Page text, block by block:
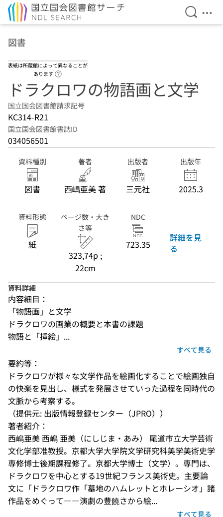
検索を
メ
図書
表紙は所蔵館によって異なることが
あります
ドラクロワの物語画と文学
国立国会図書館請求記号
KC314-R21
国立国会図書館書誌ID
034056501
資料種別
図書
著者
西嶋亜美 著
出版者
三元社
出版年
2025.3
資料形態
紙
ページ数・大き
さ等
323,74p ;
22cm
NDC
723.35
詳細を見
る
資料詳細
内容細目：
「物語画」と文学
ドラクロワの画業の概要と本書の課題
物語と「挿絵」...
すべて見る
要約等：
ドラクロワが様々な文学作品を絵画化することで絵画独自
の快楽を見出し、様式を発展させていった過程を同時代の
文脈から考察する。
（提供元: 出版情報登録センター（JPRO））
著者紹介：
西嶋亜美 西嶋 亜美（にしじま・あみ） 尾道市立大学芸術
文化学部准教授。京都大学大学院文学研究科美学美術史学
専修博士後期課程修了。京都大学博士（文学）。専門は、
ドラクロワを中心とする19世紀フランス美術史。主要論
文に「ドラクロワ作「墓地のハムレットとホレーシオ」諸
作品をめぐって――演劇の豊饒さから絵...
すべて見る